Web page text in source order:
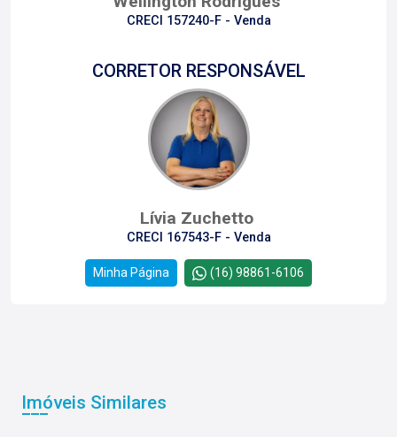
CRECI 157240-F - Venda
CORRETOR RESPONSÁVEL
Lívia Zuchetto
CRECI 167543-F - Venda
Minha Página (16) 98861-6106
Imóveis Similares